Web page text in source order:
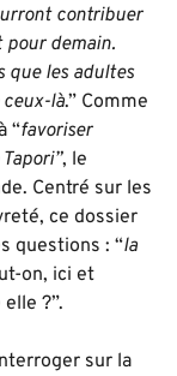
contribuer
pour demain.
que les adultes
là.” Comme
“favoriser
, le
Centré sur les
ce dossier
questions : “la
on, ici et
?”.
sur la